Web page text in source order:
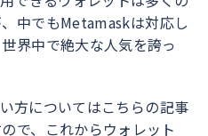
中でもMetamaskは対応し
界中で絶大な人気を誇っ
方についてはこちらの記事
で、これからウォレット